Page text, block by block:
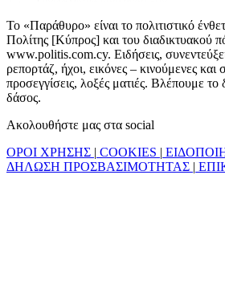
Το «Παράθυρο» είναι το πολιτιστικό
Πολίτης [Κύπρος] και του διαδικτυακού
www.politis.com.cy. Ειδήσεις,
ρεπορτάζ, ήχοι, εικόνες – κινούμενες και
προσεγγίσεις, λοξές ματιές. Βλέπουμε
δάσος.
Ακολουθήστε μας στα social
ΟΡΟΙ ΧΡΗΣΗΣ | COOKIES |
ΔΗΛΩΣΗ ΠΡΟΣΒΑΣΙΜΟΤΗΤΑΣ |